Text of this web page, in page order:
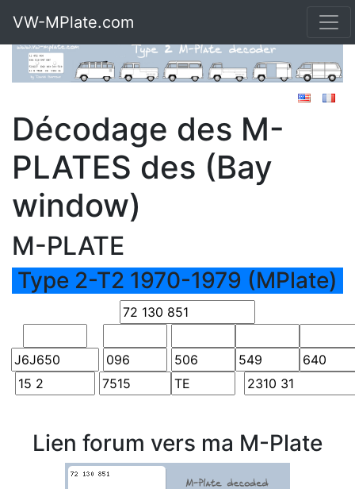
VW-MPlate.com
Décodage des M-
PLATES des (Bay
window)
M-PLATE
Type 2-T2 1970-1979 (MPlate)
Lien forum vers ma M-Plate